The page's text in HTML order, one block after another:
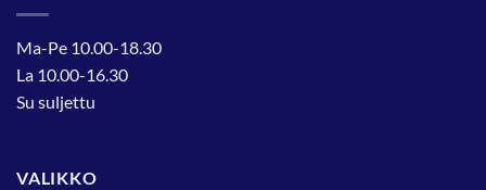
Ma-Pe 10.00-18.30
La 10.00-16.30
Su suljettu
VALIKKO